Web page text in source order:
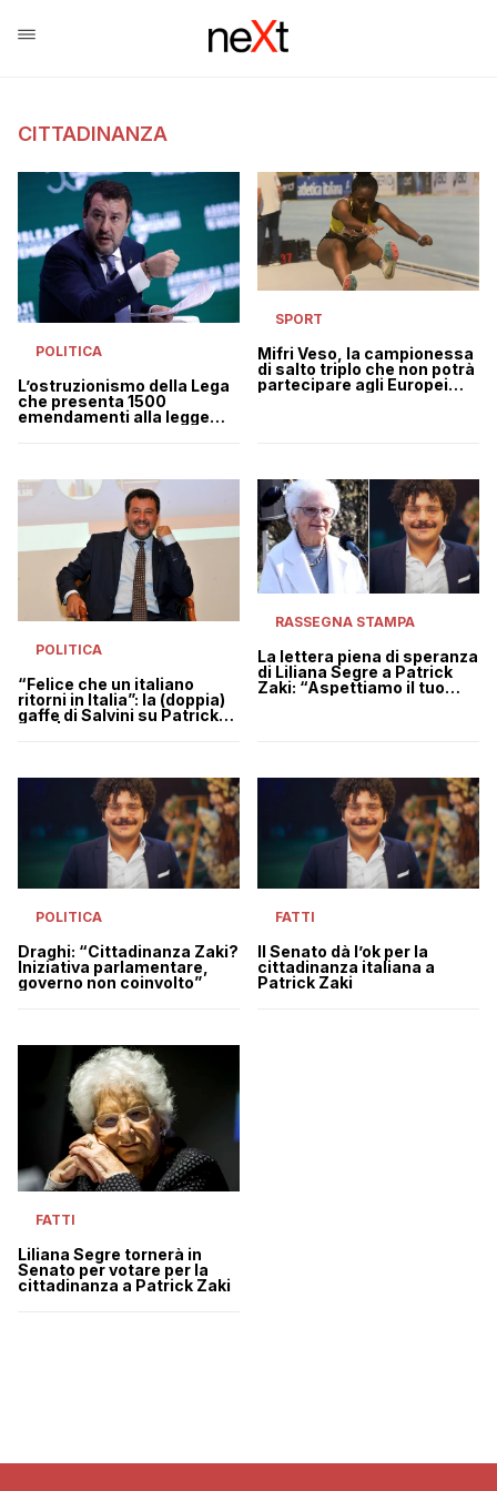
CITTADINANZA
POLITICA
L’ostruzionismo della Lega
che presenta 1500
emendamenti alla legge
SPORT
Mifri Veso, la campionessa
di salto triplo che non potrà
partecipare agli Europei
POLITICA
“Felice che un italiano
ritorni in Italia”: la (doppia)
gaffe di Salvini su Patrick
RASSEGNA STAMPA
La lettera piena di speranza
di Liliana Segre a Patrick
Zaki: “Aspettiamo il tuo
POLITICA
Draghi: “Cittadinanza Zaki?
Iniziativa parlamentare,
governo non coinvolto”
FATTI
Il Senato dà l’ok per la
cittadinanza italiana a
Patrick Zaki
FATTI
Liliana Segre tornerà in
Senato per votare per la
cittadinanza a Patrick Zaki